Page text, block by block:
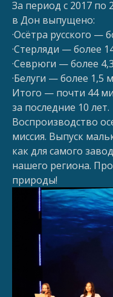
За период с 2017 по
в Дон выпущено:
·Осётра русского —
·Стерляди — более
·Севрюги — более
·Белуги — более 1,5
Итого — почти 44
за последние 10 лет.
Воспроизводство
миссия. Выпуск
как для самого
нашего региона.
природы!